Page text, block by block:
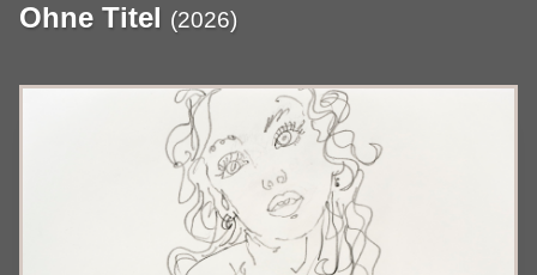
Ohne Titel (2026)